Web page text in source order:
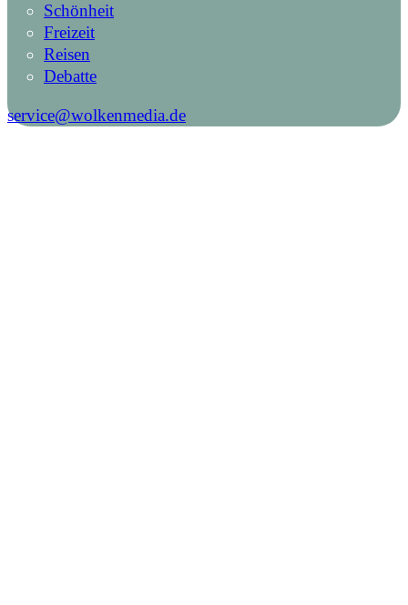
Schönheit
Freizeit
Reisen
Debatte
service@wolkenmedia.de